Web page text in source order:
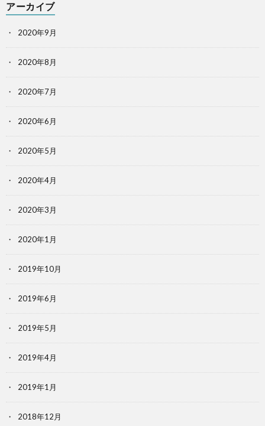
アーカイブ
2020年9月
2020年8月
2020年7月
2020年6月
2020年5月
2020年4月
2020年3月
2020年1月
2019年10月
2019年6月
2019年5月
2019年4月
2019年1月
2018年12月